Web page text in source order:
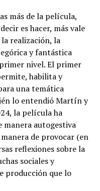
más de la película,
es hacer, más vale
realización, la
y fantástica
nivel. El primer
habilita y
una temática
lo entendió Martín y
la película ha
manera autogestiva
de provocar (en
reflexiones sobre la
sociales y
producción que lo